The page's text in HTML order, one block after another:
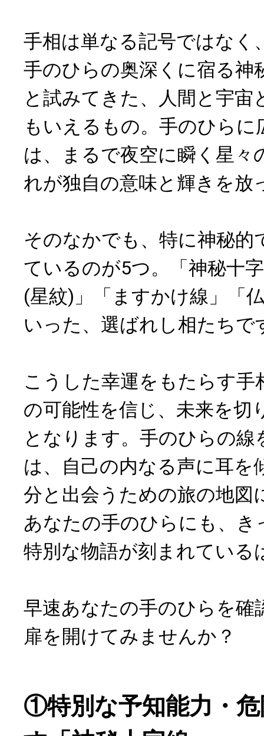
手相は単なる記号ではなく
手のひらの奥深くに宿る神
と試みてきた、人間と宇宙
もいえるもの。手のひらに
は、まるで夜空に瞬く星々
れが独自の意味と輝きを放
そのなかでも、特に神秘的
ているのが5つ。「神秘十
(星紋)」「ますかけ線」「
いった、選ばれし相たちで
こうした幸運をもたらす手
の可能性を信じ、未来を切
となります。手のひらの線
は、自己の内なる声に耳を
分と出会うための旅の地図
あなたの手のひらにも、
特別な物語が刻まれている
早速あなたの手のひらを確
扉を開けてみませんか？
①特別な予知能力・